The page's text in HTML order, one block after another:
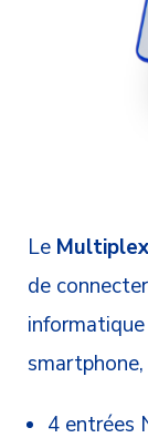
Le
de
informatique
4 entrées